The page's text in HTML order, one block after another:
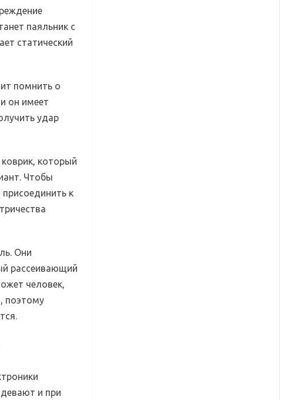
паяльник с
статический
помнить о
он имеет
удар
который
Чтобы
к
Они
рассеивающий
человек,
поэтому
и при